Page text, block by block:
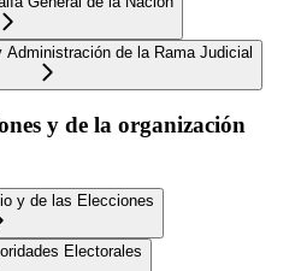
de la Rama Judicial
y de la organización
y de las Elecciones
Electorales